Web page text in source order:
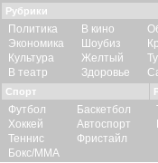
Рубрики
Политика
Экономика
Культура
В театр
В кино
Шоубиз
Желтый
Здоровье
Спорт
Футбол
Хоккей
Теннис
Бокс/ММА
Баскетбол
Автоспорт
Фристайл